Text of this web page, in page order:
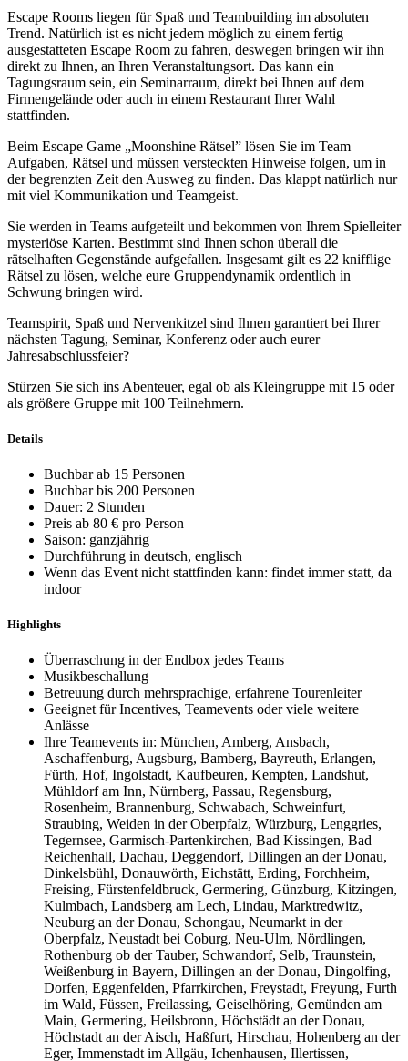
Escape Rooms liegen für Spaß und Teambuilding im absoluten
Trend. Natürlich ist es nicht jedem möglich zu einem fertig
ausgestatteten Escape Room zu fahren, deswegen bringen wir ihn
direkt zu Ihnen, an Ihren Veranstaltungsort. Das kann ein
Tagungsraum sein, ein Seminarraum, direkt bei Ihnen auf dem
Firmengelände oder auch in einem Restaurant Ihrer Wahl
stattfinden.
Beim Escape Game „Moonshine Rätsel” lösen Sie im Team
Aufgaben, Rätsel und müssen versteckten Hinweise folgen, um in
der begrenzten Zeit den Ausweg zu finden. Das klappt natürlich nur
mit viel Kommunikation und Teamgeist.
Sie werden in Teams aufgeteilt und bekommen von Ihrem Spielleiter
mysteriöse Karten. Bestimmt sind Ihnen schon überall die
rätselhaften Gegenstände aufgefallen. Insgesamt gilt es 22 knifflige
Rätsel zu lösen, welche eure Gruppendynamik ordentlich in
Schwung bringen wird.
Teamspirit, Spaß und Nervenkitzel sind Ihnen garantiert bei Ihrer
nächsten Tagung, Seminar, Konferenz oder auch eurer
Jahresabschlussfeier?
Stürzen Sie sich ins Abenteuer, egal ob als Kleingruppe mit 15 oder
als größere Gruppe mit 100 Teilnehmern.
Details
Buchbar ab 15 Personen
Buchbar bis 200 Personen
Dauer: 2 Stunden
Preis ab 80 € pro Person
Saison: ganzjährig
Durchführung in deutsch, englisch
Wenn das Event nicht stattfinden kann: findet immer statt, da
indoor
Highlights
Überraschung in der Endbox jedes Teams
Musikbeschallung
Betreuung durch mehrsprachige, erfahrene Tourenleiter
Geeignet für Incentives, Teamevents oder viele weitere
Anlässe
Ihre Teamevents in: München, Amberg, Ansbach,
Aschaffenburg, Augsburg, Bamberg, Bayreuth, Erlangen,
Fürth, Hof, Ingolstadt, Kaufbeuren, Kempten, Landshut,
Mühldorf am Inn, Nürnberg, Passau, Regensburg,
Rosenheim, Brannenburg, Schwabach, Schweinfurt,
Straubing, Weiden in der Oberpfalz, Würzburg, Lenggries,
Tegernsee, Garmisch-Partenkirchen, Bad Kissingen, Bad
Reichenhall, Dachau, Deggendorf, Dillingen an der Donau,
Dinkelsbühl, Donauwörth, Eichstätt, Erding, Forchheim,
Freising, Fürstenfeldbruck, Germering, Günzburg, Kitzingen,
Kulmbach, Landsberg am Lech, Lindau, Marktredwitz,
Neuburg an der Donau, Schongau, Neumarkt in der
Oberpfalz, Neustadt bei Coburg, Neu-Ulm, Nördlingen,
Rothenburg ob der Tauber, Schwandorf, Selb, Traunstein,
Weißenburg in Bayern, Dillingen an der Donau, Dingolfing,
Dorfen, Eggenfelden, Pfarrkirchen, Freystadt, Freyung, Furth
im Wald, Füssen, Freilassing, Geiselhöring, Gemünden am
Main, Germering, Heilsbronn, Höchstädt an der Donau,
Höchstadt an der Aisch, Haßfurt, Hirschau, Hohenberg an der
Eger, Immenstadt im Allgäu, Ichenhausen, Illertissen,